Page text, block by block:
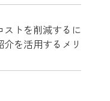
トを削減するに
を活用するメリ